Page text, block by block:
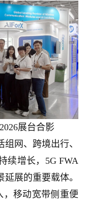
展台合影
网、跨境出行、
续增长，5G FWA
展的重要载体。
，移动宽带侧重便